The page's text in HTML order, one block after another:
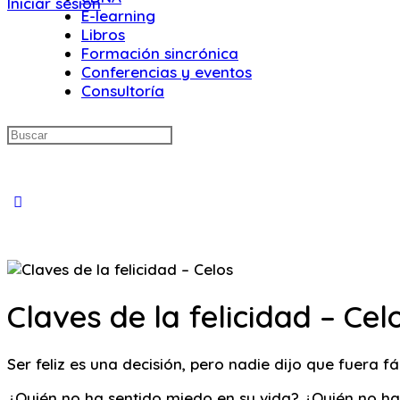
E-learning
Libros
Formación sincrónica
Conferencias y eventos
Consultoría
Buscar:
Claves de la felicidad –
Ser feliz es una decisión, pero nadie dijo que fuera